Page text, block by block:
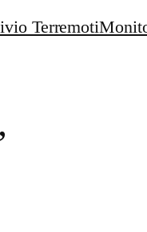
Terremoti